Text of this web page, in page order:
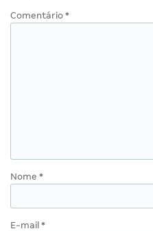
Comentário *
Nome *
E-mail *